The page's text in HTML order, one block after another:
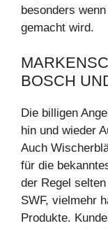
besonders
gemacht wird.
BOSCH
Die billigen
hin und wieder
Auch
für die
der Regel
SWF, vielmehr
Produkte.